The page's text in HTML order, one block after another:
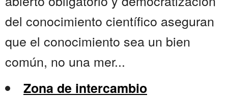
del conocimiento científico aseguran
que el conocimiento sea un bien
común, no una mer...
Zona de intercambio